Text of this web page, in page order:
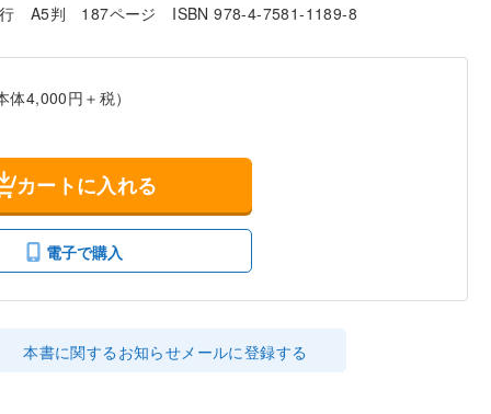
A5判 187ページ ISBN 978-4-7581-1189-8
体4,000円＋税）
カートに入れる
電子で購入
本書に関するお知らせメールに登録する